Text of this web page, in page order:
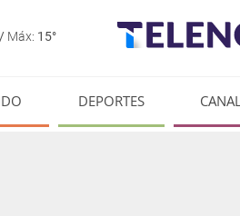
/ Máx: 15°
DEPORTES